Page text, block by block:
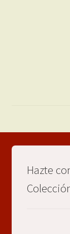
Hazte